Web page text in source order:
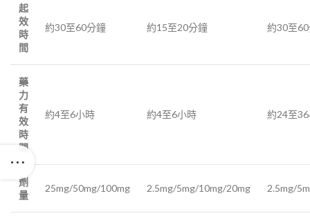
起
效
時
間
約30至60分鐘 約15至20分鐘 約30至
藥
力
有
效
時
間
約4至6小時 約4至6小時 約24至
劑
量
25mg/50mg/100mg 2.5mg/5mg/10mg/20mg 2.5mg/